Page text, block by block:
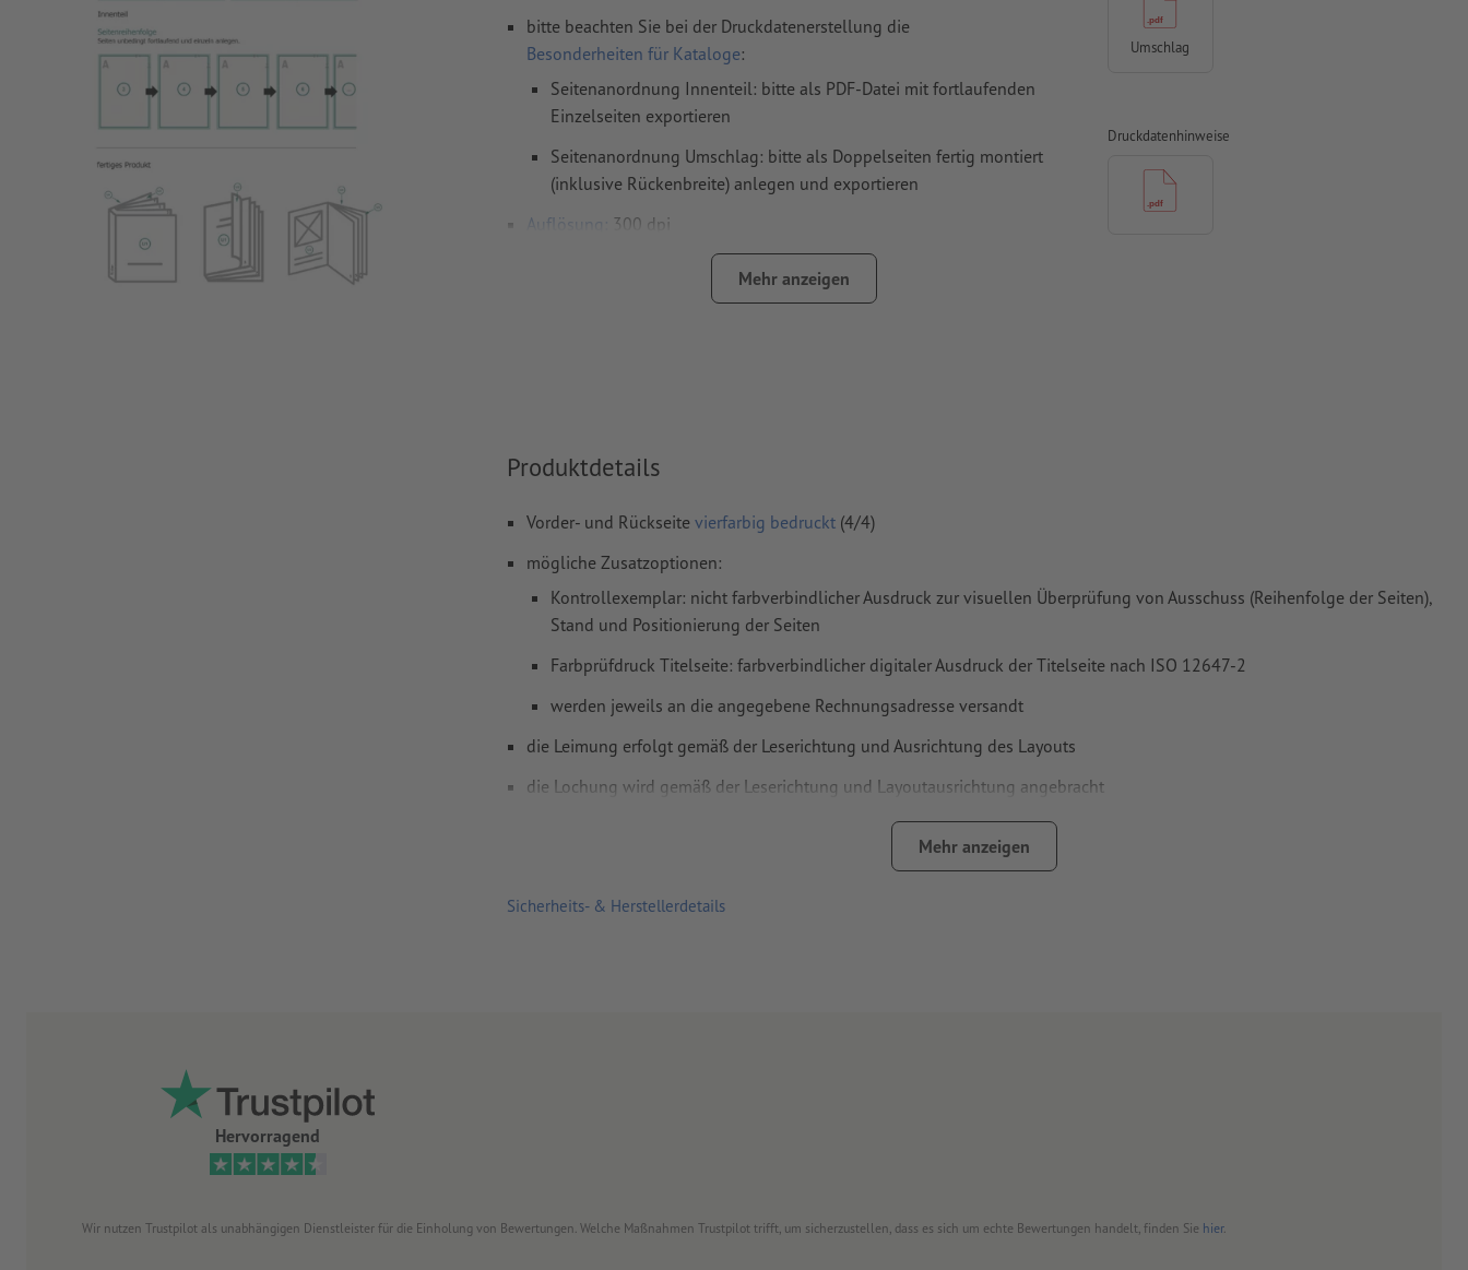
bitte beachten Sie bei der Druckdatenerstellung die
Besonderheiten für Kataloge:
Seitenanordnung Innenteil: bitte als PDF-Datei mit fortlaufenden
Einzelseiten exportieren
Seitenanordnung Umschlag: bitte als Doppelseiten fertig montiert
(inklusive Rückenbreite) anlegen und exportieren
Auflösung:
300 dpi
Beschnitt
anlegen, wichtige Informationen mit mind. 5
Rechtschreib- und Satzfehler
Inhalte von
Formularfeldern werden mitgedruckt
Rückenstärke: 4 mm
Wie lege ich Druckdaten richtig an?
Mehr anzeigen
Umschlag
Druckdatenhinweise
Produktdetails
Vorder- und Rückseite vierfarbig bedruckt (4/4)
mögliche Zusatzoptionen:
Kontrollexemplar: nicht farbverbindlicher Ausdruck zur visuellen Überprüfung von Ausschuss (Reihenfolge der Seiten),
Stand und Positionierung der Seiten
Farbprüfdruck Titelseite: farbverbindlicher digitaler Ausdruck der Titelseite nach ISO 12647-2
werden jeweils an die angegebene Rechnungsadresse versandt
die Leimung erfolgt gemäß der Leserichtung und Ausrichtung des Layouts
die Lochung wird gemäß der Leserichtung und Layoutausrichtung angebracht
Die optionale Lochung erfolgt nach DIN-Standard (ISO 838)
Druckprodukte auf Recyclingpapier sind ohne Aufpreis klimaneutral –weitere Infos
Mehr anzeigen
Sicherheits- & Herstellerdetails
Hervorragend
Wir nutzen Trustpilot als unabhängigen Dienstleister für die Einholung von Bewertungen. Welche Maßnahmen Trustpilot trifft, um sicherzustellen, dass es sich um echte Bewertungen handelt, finden Sie hier.